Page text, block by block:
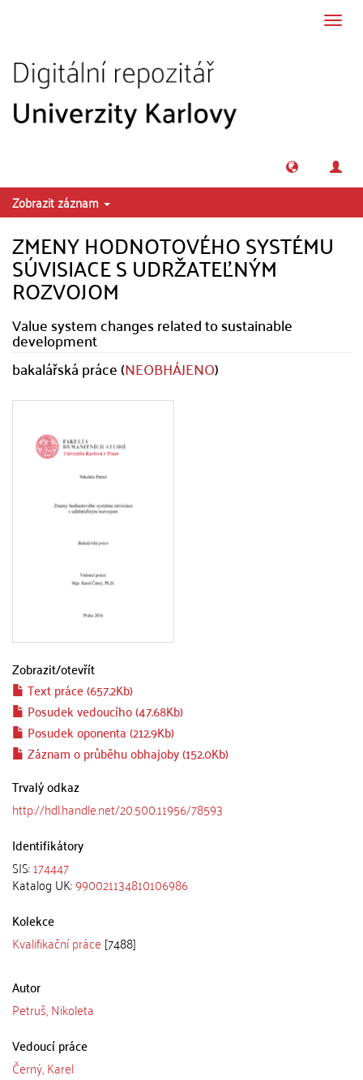
Zobrazit záznam
ZMENY HODNOTOVÉHO SYSTÉMU
SÚVISIACE S UDRŽATEĽNÝM
ROZVOJOM
Value system changes related to sustainable
development
bakalářská práce (NEOBHÁJENO)
Zobrazit/otevřít
Text práce (657.2Kb)
Posudek vedoucího (47.68Kb)
Posudek oponenta (212.9Kb)
Záznam o průběhu obhajoby (152.0Kb)
Trvalý odkaz
http://hdl.handle.net/20.500.11956/78593
Identifikátory
SIS:174447
Katalog UK:990021134810106986
Kolekce
Kvalifikační práce [7488]
Autor
Petruš, Nikoleta
Vedoucí práce
Černý, Karel